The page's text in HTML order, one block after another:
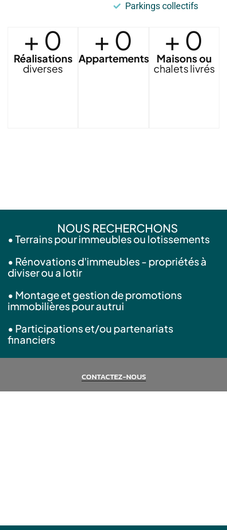
Parkings collectifs
+ 0
Réalisations
diverses
+ 0
Appartements
+ 0
Maisons ou
chalets livrés
NOUS RECHERCHONS
• Terrains pour immeubles ou lotissements
• Rénovations d'immeubles - propriétés à
diviser ou a lotir
• Montage et gestion de promotions
immobilières pour autrui
• Participations et/ou partenariats
financiers
CONTACTEZ-NOUS